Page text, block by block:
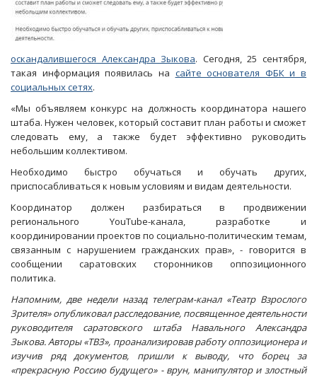
оскандалившегося Александра Зыкова. Сегодня, 25 сентября,
такая информация появилась на сайте основателя ФБК и в
социальных сетях.
«Мы объявляем конкурс на должность координатора нашего
штаба. Нужен человек, который составит план работы и сможет
следовать ему, а также будет эффективно руководить
небольшим коллективом.
Необходимо быстро обучаться и обучать других,
приспосабливаться к новым условиям и видам деятельности.
Координатор должен разбираться в продвижении
регионального YouTube-канала, разработке и
координировании проектов по социально-политическим темам,
связанным с нарушением гражданских прав», - говорится в
сообщении саратовских сторонников оппозиционного
политика.
Напомним, две недели назад телеграм-канал «Театр Взрослого
Зрителя» опубликовал расследование, посвященное деятельности
руководителя саратовского штаба Навального Александра
Зыкова. Авторы «ТВЗ», проанализировав работу оппозиционера и
изучив ряд документов, пришли к выводу, что борец за
«прекрасную Россию будущего» - врун, манипулятор и злостный